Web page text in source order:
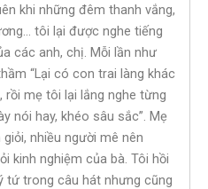
khi những đêm thanh vắng,
tôi lại được nghe tiếng
các anh, chị. Mỗi lần như
“Lại có con trai làng khác
rồi mẹ tôi lại lắng nghe từng
nói hay, khéo sâu sắc”. Mẹ
nhiều người mê nên
kinh nghiệm của bà. Tôi hồi
tứ trong câu hát nhưng cũng